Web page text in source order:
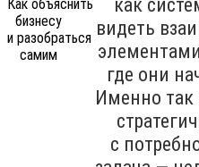
как
видеть
где они
Именно
с